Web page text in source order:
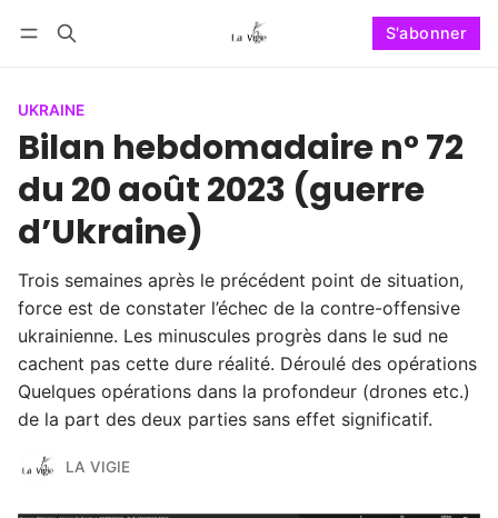
S'abonner
UKRAINE
Bilan hebdomadaire n° 72
du 20 août 2023 (guerre
d’Ukraine)
Trois semaines après le précédent point de situation,
force est de constater l’échec de la contre-offensive
ukrainienne. Les minuscules progrès dans le sud ne
cachent pas cette dure réalité. Déroulé des opérations
Quelques opérations dans la profondeur (drones etc.)
de la part des deux parties sans effet significatif.
LA VIGIE